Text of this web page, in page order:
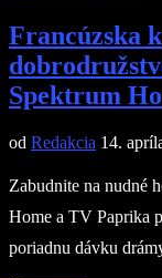
Francúzska
Spektrum
od Redakcia 14.
Zabudnite na nudné
Home a TV Paprika
poriadnu dávku